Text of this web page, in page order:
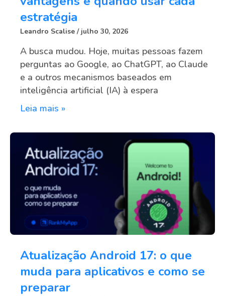
estratégia
Leandro Scalise julho 30, 2026
A busca mudou. Hoje, muitas pessoas fazem
perguntas ao Google, ao ChatGPT, ao Claude
e a outros mecanismos baseados em
inteligência artificial (IA) à espera
Leia mais »
Atualização Android 17: o que
muda para aplicativos e como se
preparar